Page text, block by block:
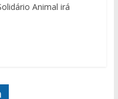
Animal irá